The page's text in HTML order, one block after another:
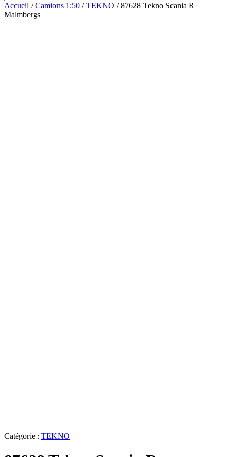
Accueil /Camions 1:50 /TEKNO / 87628 Tekno Scania R
Malmbergs
Catégorie : TEKNO